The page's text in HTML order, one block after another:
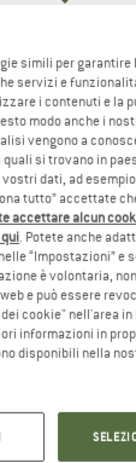
simili per garantire
servizi e
i contenuti e la
modo anche i
vengono a
si trovano in
dati, ad
tutto” accettate
accettare alcun
. Potete anche
“Impostazioni” e
è volontaria,
e può essere
cookie" nell'area
informazioni in
disponibili nella